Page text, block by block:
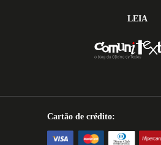
LEIA
Cartão de crédito: